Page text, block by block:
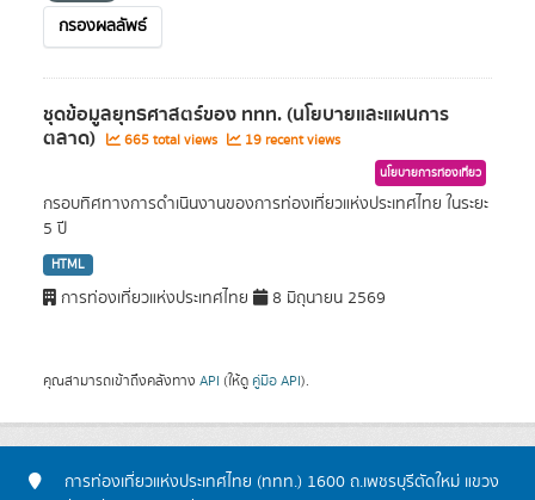
กรองผลลัพธ์
ชุดข้อมูลยุทธศาสตร์ของ ททท. (นโยบายและแผนการ
ตลาด) 665 total views 19 recent views
นโยบายการท่องเที่ยว
กรอบทิศทางการดำเนินงานของการท่องเที่ยวแห่งประเทศไทย ในระยะ
5 ปี
HTML
การท่องเที่ยวแห่งประเทศไทย 8 มิถุนายน 2569
คุณสามารถเข้าถึงคลังทาง API (ให้ดู คู่มือ API).
การท่องเที่ยวแห่งประเทศไทย (ททท.) 1600 ถ.เพชรบุรีตัดใหม่ แขวง